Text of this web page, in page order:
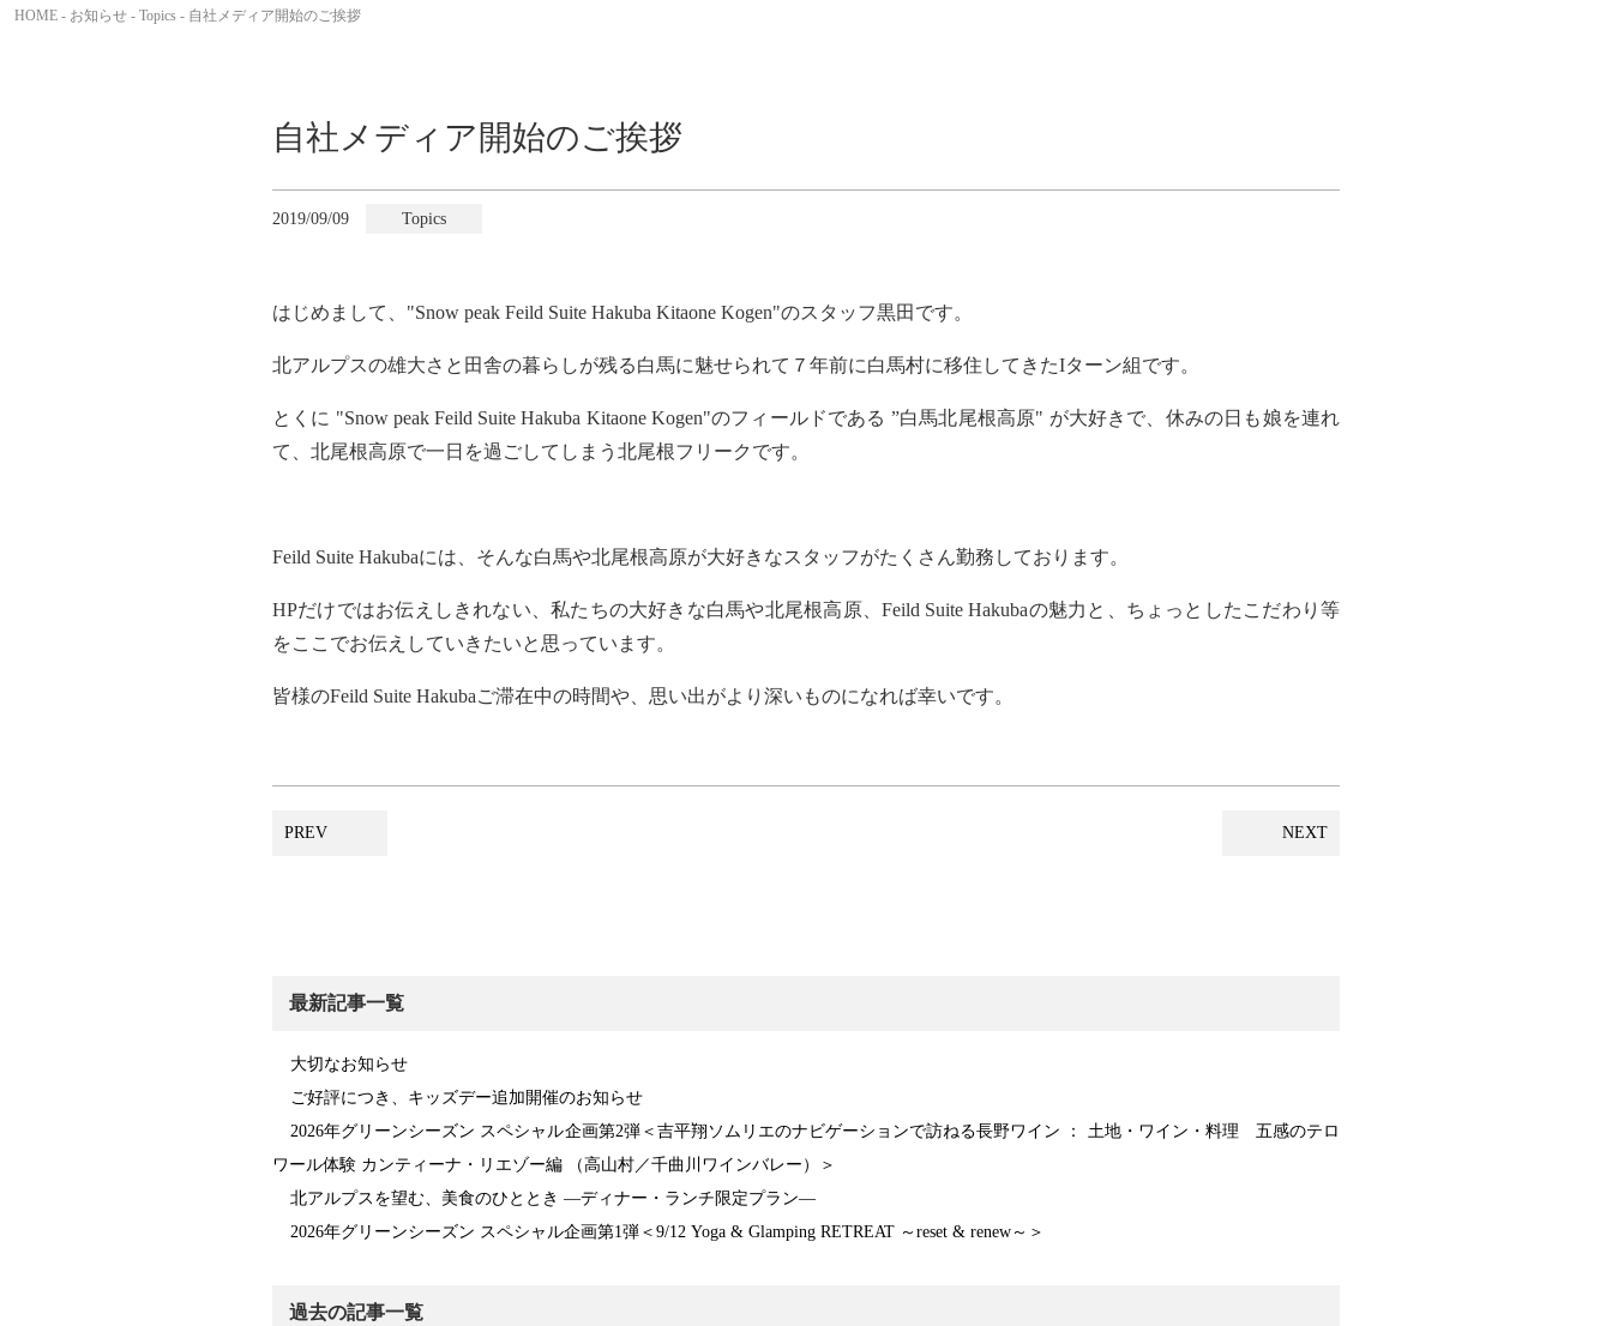
HOME- お知らせ- Topics - 自社メディア開始のご挨拶
自社メディア開始のご挨拶
2019/09/09 Topics
はじめまして、 "Snow peak Feild Suite Hakuba Kitaone Kogen"のスタッフ黒田です。
北アルプスの雄大さと田舎の暮らしが残る白馬に魅せられて７年前に白馬村に移住してきたIターン組です。
とくに "Snow peak Feild Suite Hakuba Kitaone Kogen"のフィールドである ”白馬北尾根高原" が大好きで、休みの日も娘を連れ
て、北尾根高原で一日を過ごしてしまう北尾根フリークです。
Feild Suite Hakubaには、そんな白馬や北尾根高原が大好きなスタッフがたくさん勤務しております。
HPだけではお伝えしきれない、私たちの大好きな白馬や北尾根高原、 Feild Suite Hakubaの魅力と、ちょっとしたこだわり等
をここでお伝えしていきたいと思っています。
皆様のFeild Suite Hakubaご滞在中の時間や、思い出がより深いものになれば幸いです。
PREV NEXT
最新記事一覧
大切なお知らせ
ご好評につき、キッズデー追加開催のお知らせ
2026年グリーンシーズン スペシャル企画第2弾＜吉平翔ソムリエのナビゲーションで訪ねる長野ワイン ： 土地・ワイン・料理 五感のテロ
ワール体験 カンティーナ・リエゾー編 （高山村／千曲川ワインバレー）＞
北アルプスを望む、美食のひととき ―ディナー・ランチ限定プラン―
2026年グリーンシーズン スペシャル企画第1弾＜9/12 Yoga & Glamping RETREAT ～reset & renew～＞
過去の記事一覧